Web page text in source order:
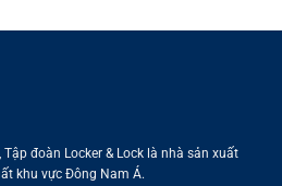
đoàn Locker & Lock là nhà sản xuất
khu vực Đông Nam Á.